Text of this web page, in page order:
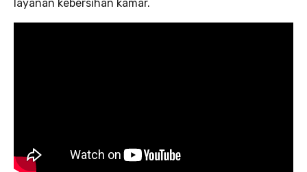
layanan kebersihan kamar.